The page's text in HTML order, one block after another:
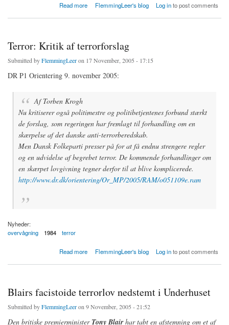
Read more
about Stasi-Fogh - Hjørnet: Overvågningssamfundet står for døren
FlemmingLeer's blog Log into post comments
Terror: Kritik af terrorforslag
Submitted byFlemmingLeeron 17 November, 2005 - 17:15
DR P1 Orientering 9. november 2005:
Af Torben Krogh
Nu kritiserer også politimestre og politibetjentenes forbund stærkt
de forslag, som regeringen har fremlagt til forhandling om en
skærpelse af det danske anti-terrorberedskab.
Men Dansk Folkeparti presser på for at få endnu strengere regler
og en udvidelse af begrebet terror. De kommende forhandlinger om
en skærpet lovgivning tegner derfor til at blive komplicerede.
http://www.dr.dk/orientering/Or_MP/2005/RAM/o051109e.ram
Nyheder:
overvågning
1984 terror
Read more
about Terror: Kritik af terrorforslag FlemmingLeer's blog Log into post comments
Blairs facistoide terrorlov nedstemt i Underhuset
Submitted byFlemmingLeeron 9 November, 2005 - 21:52
Den britiske premierminister Tony Blairhar tabt en afstemning om et af